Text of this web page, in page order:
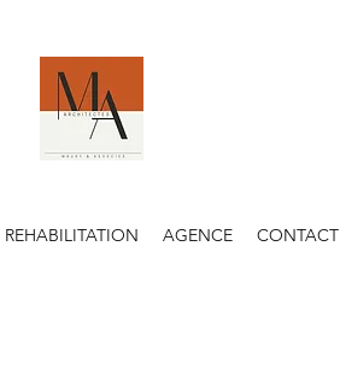
REHABILITATION AGENCE CONTACT